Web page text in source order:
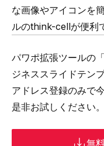
な画像やアイコンを
ルのthink-cellが便利
パワポ拡張ツールの「
ジネススライドテン
アドレス登録のみで
是非お試しください。
無